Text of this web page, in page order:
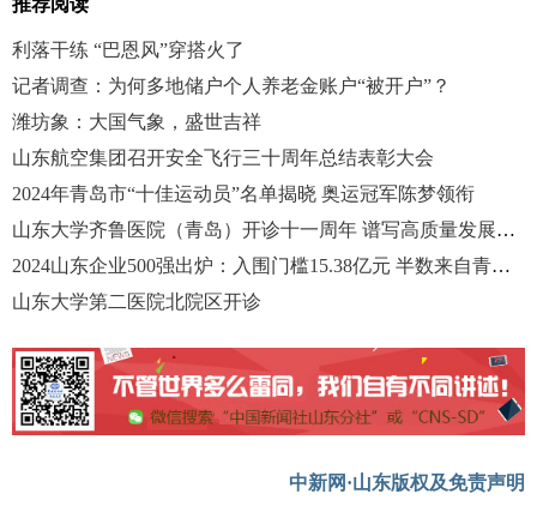
推荐阅读
利落干练 “巴恩风”穿搭火了
记者调查：为何多地储户个人养老金账户“被开户”？
潍坊象：大国气象，盛世吉祥
山东航空集团召开安全飞行三十周年总结表彰大会
2024年青岛市“十佳运动员”名单揭晓 奥运冠军陈梦领衔
山东大学齐鲁医院（青岛）开诊十一周年 谱写高质量发展新篇章
2024山东企业500强出炉：入围门槛15.38亿元 半数来自青、济、潍
山东大学第二医院北院区开诊
中新网·山东版权及免责声明